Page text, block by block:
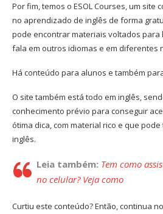
Por fim, temos o ESOL Courses, um site
no aprendizado de inglês de forma
pode encontrar materiais voltados para
fala em outros idiomas e em diferentes
Há conteúdo para alunos e também
O site também está todo em inglês,
conhecimento prévio para conseguir
ótima dica, com material rico e que
inglês.
Leia também: Tem como
no celular? Veja como
Curtiu este conteúdo? Então, continua no